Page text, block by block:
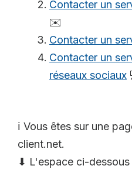
Contacter un
✉️
Contacter un
Contacter un
réseaux sociaux
ℹ️ Vous êtes sur une
client.net.
⬇ L'espace ci-